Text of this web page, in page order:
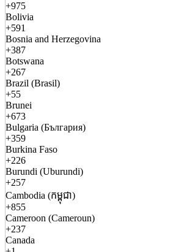
+975
Bolivia
+591
Bosnia and Herzegovina
+387
Botswana
+267
Brazil (Brasil)
+55
Brunei
+673
Bulgaria (България)
+359
Burkina Faso
+226
Burundi (Uburundi)
+257
Cambodia (កម្ពុជា)
+855
Cameroon (Cameroun)
+237
Canada